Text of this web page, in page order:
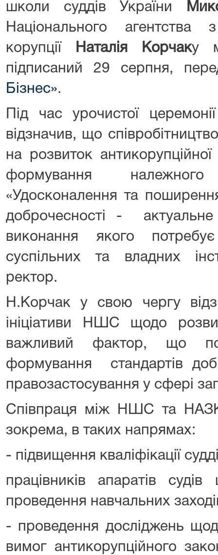
школи суддів України
Національного агентства
корупції
Наталія Корчаку
підписаний 29 серпня,
Бізнес».
Під час урочистої
відзначив, що
на розвиток
формування належного
«Удосконалення та
доброчесності - актуальне
виконання якого потребує
суспільних та владних
ректор.
Н.Корчак у свою чергу
ініціативи НШС щодо
важливий фактор, що
формування стандартів
правозастосування у сфері
Співпраця між НШС та НАЗК
зокрема, в таких напрямах:
- підвищення кваліфікації
працівників апаратів судів
проведення навчальних
- проведення досліджень
вимог антикорупційного